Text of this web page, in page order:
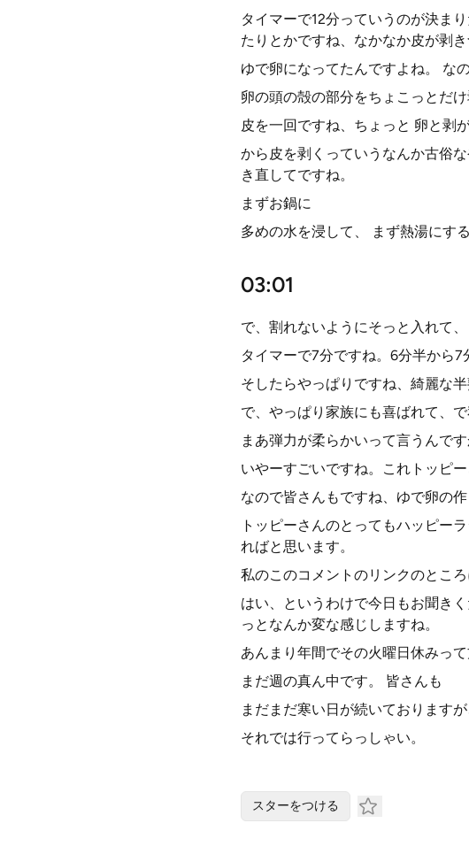
タイマーで12分っていうのが決ま
たりとかですね、なかなか皮が剥
ゆで卵になってたんですよね。 な
卵の頭の殻の部分をちょこっとだ
皮を一回ですね、ちょっと 卵と剥が
から皮を剥くっていうなんか古俗
き直してですね。
まずお鍋に
多めの水を浸して、 まず熱湯にす
03:01
で、割れないようにそっと入れて、
タイマーで7分ですね。6分半から7
そしたらやっぱりですね、綺麗な
で、やっぱり家族にも喜ばれて、
まあ弾力が柔らかいって言うんで
いやーすごいですね。これトッピ
なので皆さんもですね、ゆで卵の作
トッピーさんのとってもハッピー
ればと思います。
私のこのコメントのリンクのとこ
はい、というわけで今日もお聞き
っとなんか変な感じしますね。
あんまり年間でその火曜日休みっ
まだ週の真ん中です。 皆さんも
まだまだ寒い日が続いております
それでは行ってらっしゃい。
スターをつける